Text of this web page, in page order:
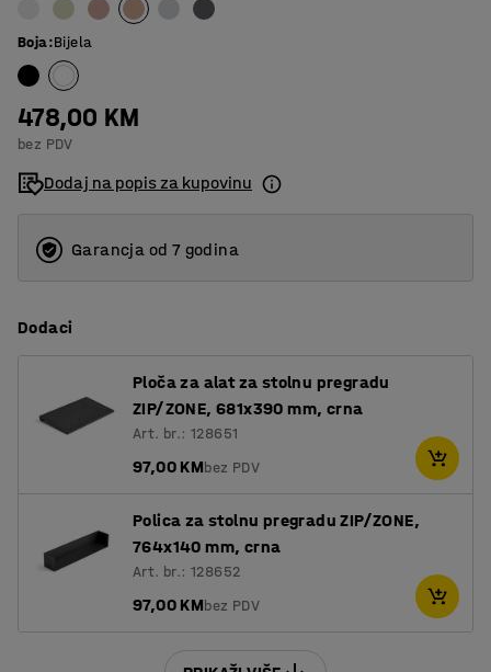
800
1000
1200
1400
1600
1800
Boja:Bijela
478,00 KM
bez PDV
Dodaj na popis za kupovinu
Garancja od 7 godina
Dodaci
Ploča za alat za stolnu pregradu
ZIP/ZONE, 681x390 mm, crna
Art. br.: 128651
97,00 KMbez PDV
Polica za stolnu pregradu ZIP/ZONE,
764x140 mm, crna
Art. br.: 128652
97,00 KMbez PDV